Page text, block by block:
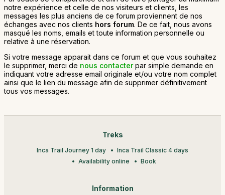
notre expérience et celle de nos visiteurs et clients, les
messages les plus anciens de ce forum proviennent de nos
échanges avec nos clients hors forum. De ce fait, nous avons
masqué les noms, emails et toute information personnelle ou
relative à une réservation.
Si votre message apparait dans ce forum et que vous souhaitez
le supprimer, merci de nous contacterpar simple demande en
indiquant votre adresse email originale et/ou votre nom complet
ainsi que le lien du message afin de supprimer définitivement
tous vos messages.
Treks
Inca Trail Journey 1 day
Inca Trail Classic 4 days
Availability online
Book
Information